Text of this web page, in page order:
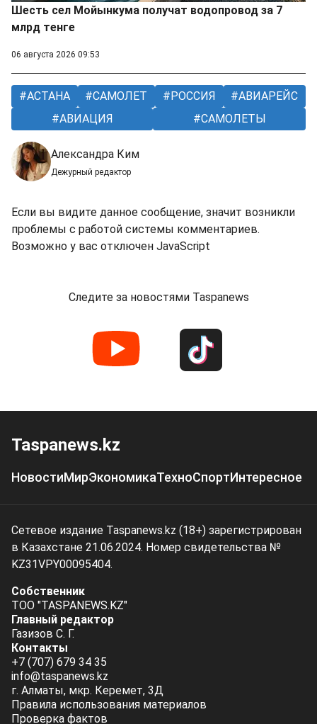
Шесть сел Мойынкума получат водопровод за 7
млрд тенге
06 августа 2026 09:53
АСТАНА САМОЛЕТ РОССИЯ
АВИАРЕЙС
АВИАЦИЯ
САМОЛЕТЫ
Александра Ким
Дежурный редактор
Если вы видите данное сообщение, значит возникли
проблемы с работой системы комментариев.
Возможно у вас отключен JavaScript
Следите за новостями Taspanews
Taspanews.kz
НовостиМирЭкономикаТехноСпортИнтересное
Сетевое издание Taspanews.kz (18+) зарегистрирован
в Казахстане 21.06.2024. Номер свидетельства №
KZ31VPY00095404.
Собственник
ТОО "TASPANEWS.KZ"
Главный редактор
Газизов С. Г.
Контакты
+7 (707) 679 34 35
info@taspanews.kz
г. Алматы, мкр. Керемет, 3Д
Правила использования материалов
Проверка фактов